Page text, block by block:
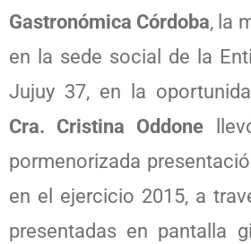
Gastronómica Córdoba, la
en la sede social de la
Jujuy 37, en la
Cra. Cristina Oddone
pormenorizada
en el ejercicio 2015, a
presentadas en pantalla